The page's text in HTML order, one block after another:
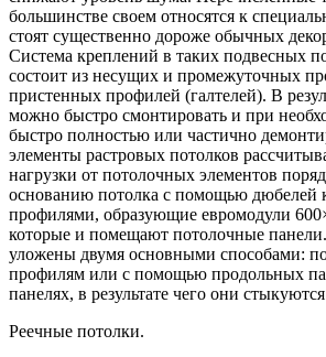
большинстве своем относятся к
стоят существенно дороже обычных
Система креплений в таких подвесных
состоит из несущих и промежуточных
пристенных профилей (галтелей). В
можно быстро смонтировать и при
быстро полностью или частично
элементы растровых потолков
нагрузки от потолочных элементов
основанию потолка с помощью дюбелей
профилями, образующие евромодули
которые и помещают потолочные
уложены двумя основными способами:
профилям или с помощью продольных
панелях, в результате чего они
Реечные потолки.